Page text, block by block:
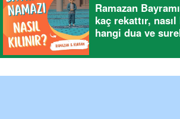
Ramazan
kaç rekattır,
hangi dua ve